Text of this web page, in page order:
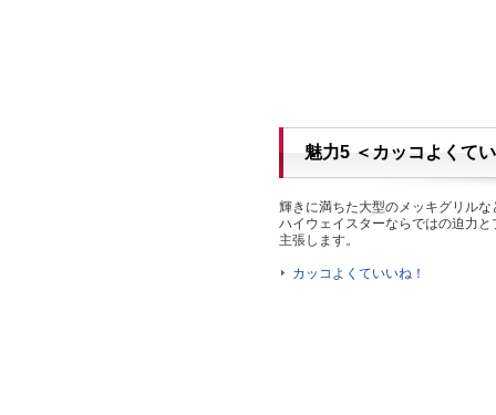
魅力5 ＜カッコよくて
輝きに満ちた大型のメッキグリル
ハイウェイスターならではの迫力
主張します。
カッコよくていいね！